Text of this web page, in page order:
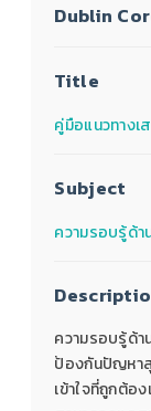
Dublin
Title
คู่มือแนวทาง
Subject
ความรอบรู้ด้
ความรอบรู้ด้า
ป้องกันปัญหา
เข้าใจที่ถูกต้อ